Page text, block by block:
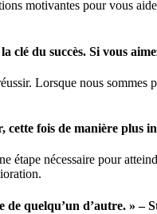
motivantes pour vous
clé du succès. Si vous
Lorsque nous
cette fois de manière plus
étape nécessaire pour
quelqu’un d’autre. » –